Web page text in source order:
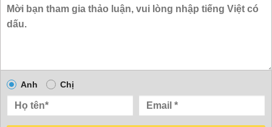
Anh Chị